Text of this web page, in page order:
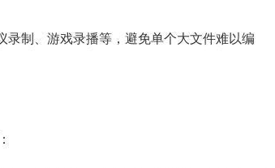
录制、游戏录播等，避免单个大文件难以编